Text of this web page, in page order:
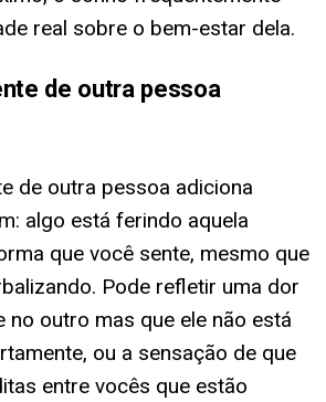
real sobre o bem-estar dela.
de outra pessoa
de outra pessoa adiciona
algo está ferindo aquela
que você sente, mesmo que
Pode refletir uma dor
no outro mas que ele não está
ou a sensação de que
entre vocês que estão